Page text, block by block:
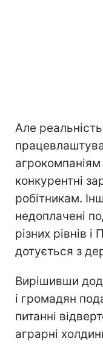
Але
конкурентні
робітникам.
недоплачені
різних рівнів
дотується з
Вирішивши
і громадян
питанні
аграрні